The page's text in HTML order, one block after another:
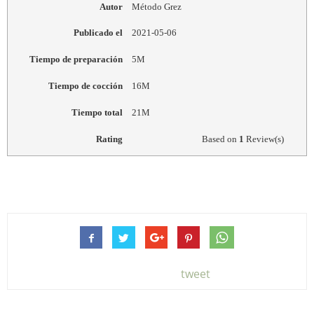
Autor Método Grez
Publicado el 2021-05-06
Tiempo de preparación 5M
Tiempo de cocción 16M
Tiempo total 21M
Rating Based on 1 Review(s)
tweet